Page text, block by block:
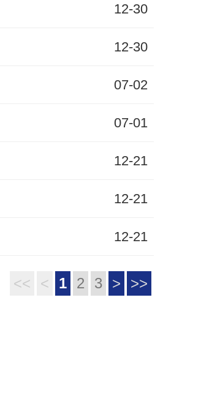
12-30
12-30
07-02
07-01
12-21
12-21
12-21
<< < 1 2 3 > >>